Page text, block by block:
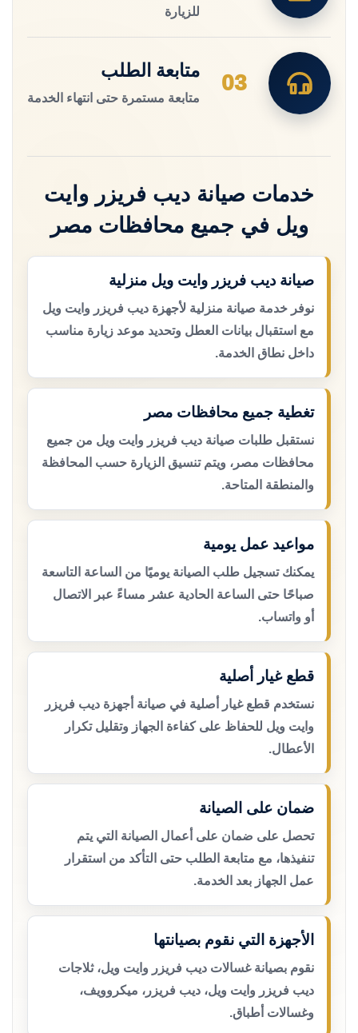
للزيارة
03
متابعة الطلب
متابعة مستمرة حتى انتهاء الخدمة
خدمات صيانة ديب فريزر وايت
ويل في جميع محافظات مصر
صيانة ديب فريزر وايت ويل منزلية
نوفر خدمة صيانة منزلية لأجهزة ديب فريزر وايت ويل
مع استقبال بيانات العطل وتحديد موعد زيارة مناسب
داخل نطاق الخدمة.
تغطية جميع محافظات مصر
نستقبل طلبات صيانة ديب فريزر وايت ويل من جميع
محافظات مصر، ويتم تنسيق الزيارة حسب المحافظة
والمنطقة المتاحة.
مواعيد عمل يومية
يمكنك تسجيل طلب الصيانة يوميًا من الساعة التاسعة
صباحًا حتى الساعة الحادية عشر مساءً عبر الاتصال
أو واتساب.
قطع غيار أصلية
نستخدم قطع غيار أصلية في صيانة أجهزة ديب فريزر
وايت ويل للحفاظ على كفاءة الجهاز وتقليل تكرار
الأعطال.
ضمان على الصيانة
تحصل على ضمان على أعمال الصيانة التي يتم
تنفيذها، مع متابعة الطلب حتى التأكد من استقرار
عمل الجهاز بعد الخدمة.
الأجهزة التي نقوم بصيانتها
نقوم بصيانة غسالات ديب فريزر وايت ويل، ثلاجات
ديب فريزر وايت ويل، ديب فريزر، ميكروويف،
وغسالات أطباق.